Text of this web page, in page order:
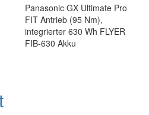
Panasonic GX Ultimate Pro
FIT Antrieb (95 Nm),
integrierter 630 Wh FLYER
FIB-630 Akku